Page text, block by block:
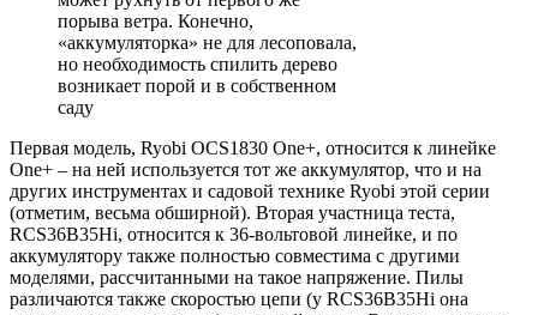
порыва ветра. Конечно,
«аккумуляторка» не для лесоповала,
но необходимость спилить дерево
возникает порой и в собственном
саду
Первая модель, Ryobi OCS1830 One+, относится к линейке
One+ – на ней используется тот же аккумулятор, что и на
других инструментах и садовой технике Ryobi этой серии
(отметим, весьма обширной). Вторая участница теста,
RCS36B35Hi, относится к 36-вольтовой линейке, и по
аккумулятору также полностью совместима с другими
моделями, рассчитанными на такое напряжение. Пилы
различаются также скоростью цепи (у RCS36B35Hi она